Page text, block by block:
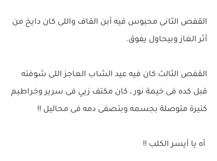
القفص الثانى محبوس فيه أبن القاف واللى كان دايخ من
أثر الغاز وبيحاول يفوق.
القفص الثالث كان فيه عيد الشاب العاجز اللى شوفته
قبل كده فى خيمة نور ، كان مكتف زيي فى سرير وخراطيم
كتيرة متوصلة بجسمه وبتصفى دمه فى محاليل !!
أه يا أيسر الكلب !!